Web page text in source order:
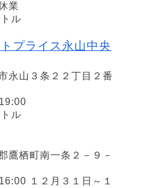
業
ル
プライス永山中央
永山３条２２丁目２番
ル
鷹栖町南一条２－９－
１２月３１日～１